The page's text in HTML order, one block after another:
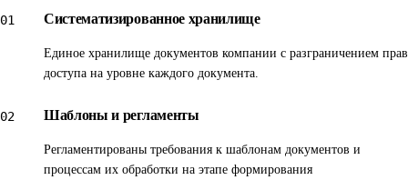
анализ процессов компании, разработаны регламенты
настройка системы в соответствии с разработанными и
интеграция системы с учётной системой на базе
1С:Бухгалтерии. Работы в проекте производились с
привлечением наших ключевых специалистов, что
01 Систематизированное хранилище
Единое хранилище документов компании с разграничением прав
доступа на уровне каждого документа.
02 Шаблоны и регламенты
Регламентированы требования к шаблонам документов и
процессам их обработки на этапе формирования